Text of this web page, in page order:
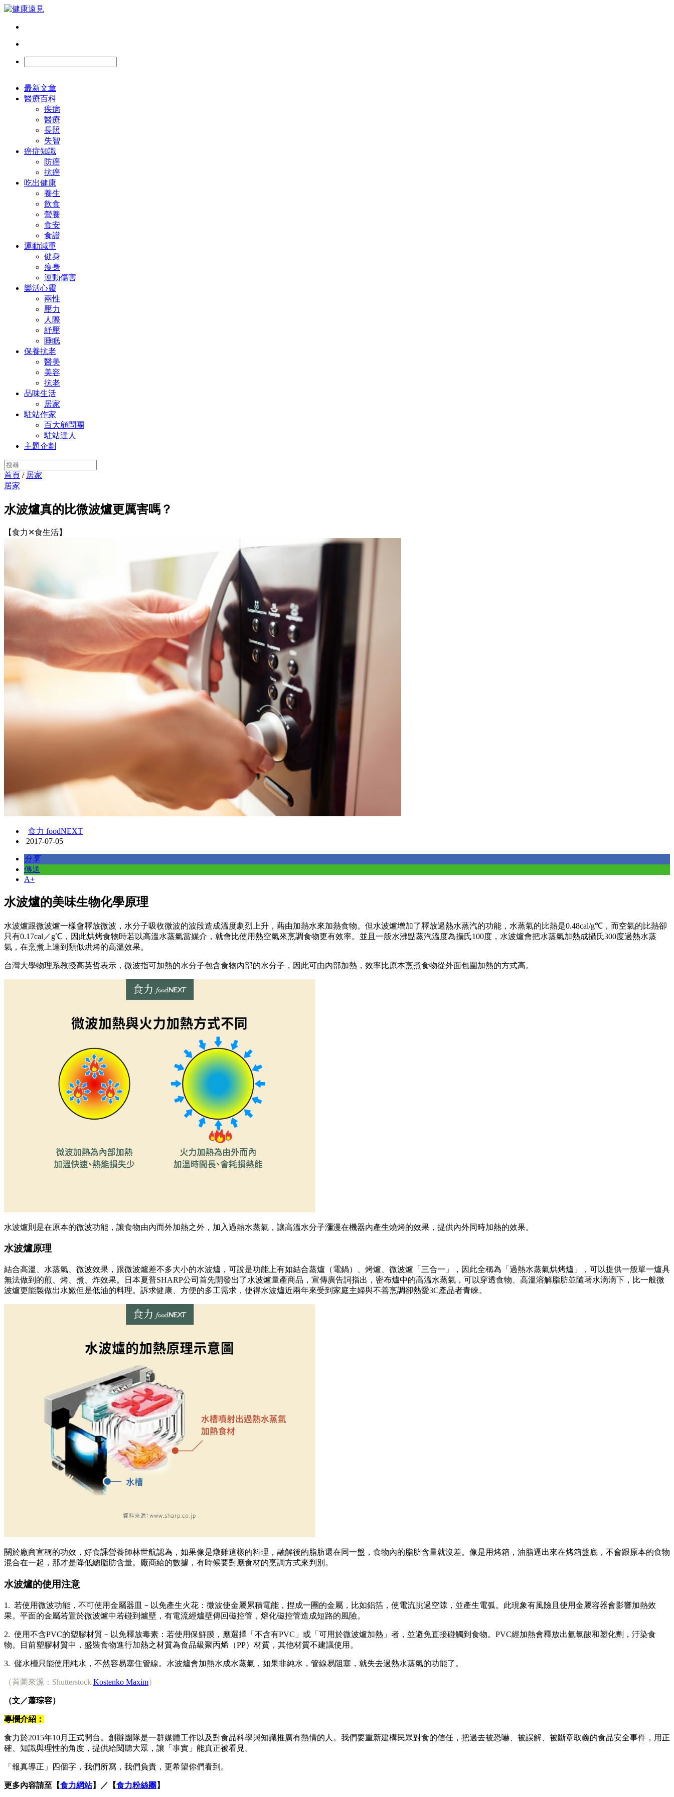
最新文章
醫療百科
疾病
醫療
長照
失智
癌症知識
防癌
抗癌
吃出健康
養生
飲食
營養
食安
食譜
運動減重
健身
瘦身
運動傷害
樂活心靈
兩性
壓力
人際
紓壓
睡眠
保養抗老
醫美
美容
抗老
品味生活
居家
駐站作家
百大顧問團
駐站達人
主題企劃
首頁 / 居家
居家
水波爐真的比微波爐更厲害嗎？
【食力✕食生活】
食力 foodNEXT
2017-07-05
分享
傳送
A+
水波爐的美味生物化學原理
水波爐跟微波爐一樣會釋放微波，水分子吸收微波的波段造成溫度劇烈上升，藉由加熱水來加熱食物。但水波爐增加了釋放過熱水蒸汽的功能，水蒸氣的比熱是0.48cal/g℃，而空氣的比熱卻
只有0.17cal／g℃，因此烘烤食物時若以高溫水蒸氣當媒介，就會比使用熱空氣來烹調食物更有效率。並且一般水沸點蒸汽溫度為攝氏100度，水波爐會把水蒸氣加熱成攝氏300度過熱水蒸
氣，在烹煮上達到類似烘烤的高溫效果。
台灣大學物理系教授高英哲表示，微波指可加熱的水分子包含食物內部的水分子，因此可由內部加熱，效率比原本烹煮食物從外面包圍加熱的方式高。
水波爐則是在原本的微波功能，讓食物由內而外加熱之外，加入過熱水蒸氣，讓高溫水分子瀰漫在機器內產生燒烤的效果，提供內外同時加熱的效果。
水波爐原理
結合高溫、水蒸氣、微波效果，跟微波爐差不多大小的水波爐，可說是功能上有如結合蒸爐（電鍋）、烤爐、微波爐「三合一」，因此全稱為「過熱水蒸氣烘烤爐」，可以提供一般單一爐具
無法做到的煎、烤、煮、炸效果。日本夏普SHARP公司首先開發出了水波爐量產商品，宣傳廣告詞指出，密布爐中的高溫水蒸氣，可以穿透食物、高溫溶解脂肪並隨著水滴滴下，比一般微
波爐更能製做出水嫩但是低油的料理。訴求健康、方便的多工需求，使得水波爐近兩年來受到家庭主婦與不善烹調卻熱愛3C產品者青睞。
關於廠商宣稱的功效，好食課營養師林世航認為，如果像是燉雞這樣的料理，融解後的脂肪還在同一盤，食物內的脂肪含量就沒差。像是用烤箱，油脂逼出來在烤箱盤底，不會跟原本的食物
混合在一起，那才是降低總脂肪含量。廠商給的數據，有時候要對應食材的烹調方式來判別。
水波爐的使用注意
1. 若使用微波功能，不可使用金屬器皿－以免產生火花：微波使金屬累積電能，捏成一團的金屬，比如鋁箔，使電流跳過空隙，並產生電弧。此現象有風險且使用金屬容器會影響加熱效
果。平面的金屬若置於微波爐中若碰到爐壁，有電流經爐壁傳回磁控管，熔化磁控管造成短路的風險。
2. 使用不含PVC的塑膠材質－以免釋放毒素：若使用保鮮膜，應選擇「不含有PVC」或「可用於微波爐加熱」者，並避免直接碰觸到食物。PVC經加熱會釋放出氫氯酸和塑化劑，汙染食
物。目前塑膠材質中，盛裝食物進行加熱之材質為食品級聚丙烯（PP）材質，其他材質不建議使用。
3. 儲水槽只能使用純水，不然容易塞住管線。水波爐會加熱水成水蒸氣，如果非純水，管線易阻塞，就失去過熱水蒸氣的功能了。
（首圖來源：Shutterstock Kostenko Maxim）
（文／蕭琮容）
專欄介紹：
食力於2015年10月正式開台。創辦團隊是一群媒體工作以及對食品科學與知識推廣有熱情的人。我們要重新建構民眾對食的信任，把過去被恐嚇、被誤解、被斷章取義的食品安全事件，用正
確、知識與理性的角度，提供給閱聽大眾，讓「事實」能真正被看見。
「報真導正」四個字，我們所寫，我們負責，更希望你們看到。
更多內容請至【食力網站】／【食力粉絲團 】